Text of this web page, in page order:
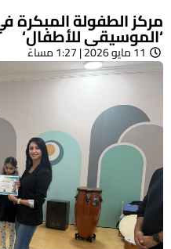
مركز الطفولة المبكرة
‘الموسيقى للأطفال‘
11 مايو 2026 | 1:27 مساءً